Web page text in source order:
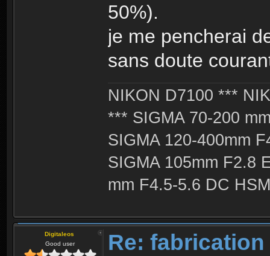
50%).
je me pencherai
sans doute
NIKON D7100 ***
*** SIGMA 70-200
SIGMA 120-400mm
SIGMA 105mm F2.8
mm F4.5-5.6 DC
Digitaleos
Good user
Re: fabrication